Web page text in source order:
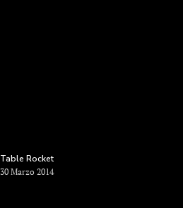
Table Rocket
30 Marzo 2014Denuncia un